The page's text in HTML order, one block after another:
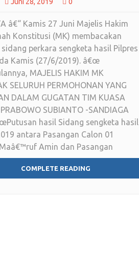
Juni 28, 2019 0
â€“ Kamis 27 Juni Majelis Hakim
Konstitusi (MK) membacakan
perkara sengketa hasil Pilpres
Kamis (27/6/2019). â€œ
MAJELIS HAKIM MK
SELURUH PERMOHONAN YANG
DALAM GUGATAN TIM KUASA
SUBIANTO -SANDIAGA
hasil Sidang sengketa hasil
antara Pasangan Calon 01
Amin dan Pasangan
COMPLETE READING